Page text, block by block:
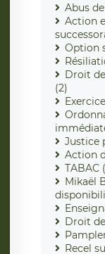
Abus
Action
Option
Droit
(2)
Justice
Action
TABAC
Mikaël
Droit
Recel